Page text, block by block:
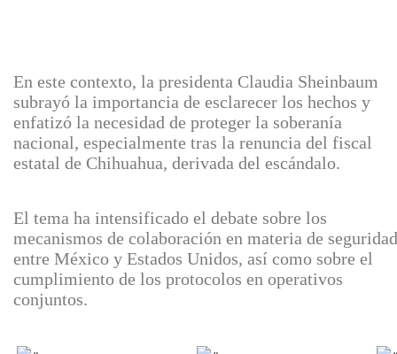
En este contexto, la presidenta Claudia Sheinbaum
subrayó la importancia de esclarecer los hechos y
enfatizó la necesidad de proteger la soberanía
nacional, especialmente tras la renuncia del fiscal
estatal de Chihuahua, derivada del escándalo.
El tema ha intensificado el debate sobre los
mecanismos de colaboración en materia de seguridad
entre México y Estados Unidos, así como sobre el
cumplimiento de los protocolos en operativos
conjuntos.